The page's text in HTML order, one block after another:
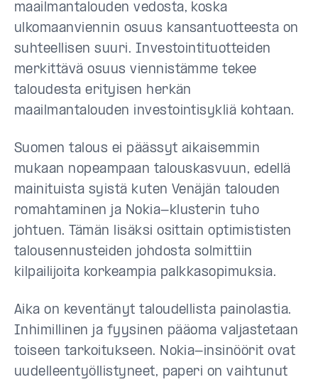
maailmantalouden vedosta, koska
ulkomaanviennin osuus kansantuotteesta on
suhteellisen suuri. Investointituotteiden
merkittävä osuus viennistämme tekee
taloudesta erityisen herkän
maailmantalouden investointisykliä kohtaan.
Suomen talous ei päässyt aikaisemmin
mukaan nopeampaan talouskasvuun, edellä
mainituista syistä kuten Venäjän talouden
romahtaminen ja Nokia-klusterin tuho
johtuen. Tämän lisäksi osittain optimististen
talousennusteiden johdosta solmittiin
kilpailijoita korkeampia palkkasopimuksia.
Aika on keventänyt taloudellista painolastia.
Inhimillinen ja fyysinen pääoma valjastetaan
toiseen tarkoitukseen. Nokia-insinöörit ovat
uudelleentyöllistyneet, paperi on vaihtunut